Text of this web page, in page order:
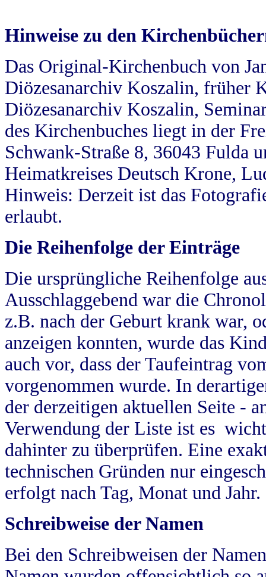
Hinweise zu den
Das Original-Kirchenbuch von
Diözesanarchiv Koszalin, früher
Diözesanarchiv Koszalin,
des Kirchenbuches liegt in der
Schwank-Straße 8, 36043 Fulda
Heimatkreises Deutsch Krone,
Hinweis: Derzeit ist das
erlaubt.
Die Reihenfolge der Einträge
Die ursprüngliche Reihenfolge
Ausschlaggebend war die
z.B. nach der Geburt krank war,
anzeigen konnten, wurde das
auch vor, dass der Taufeintrag
vorgenommen wurde. In
der derzeitigen aktuellen Seite -
Verwendung der Liste ist es
dahinter zu überprüfen. Eine
technischen Gründen nur
erfolgt nach Tag, Monat und Jahr.
Schreibweise der Namen
Bei den Schreibweisen der